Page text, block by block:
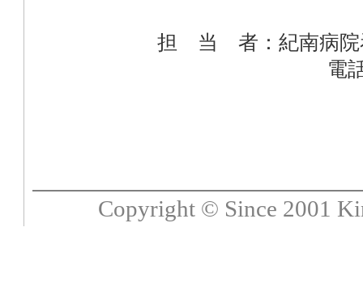
担 当 者：紀南病院
電
Copyright © Since 2001